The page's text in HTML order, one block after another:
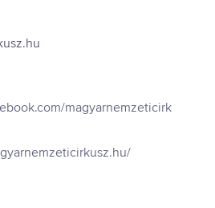
magyarnemzeticirk